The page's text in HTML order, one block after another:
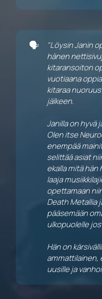
🗣️
"Löysin Janin
hänen
kitaransoiton
vuotiaana
kitaraa
jälkeen.
Janilla on hyvä
Olen itse
enempää
selittää asiat
ekalla mitä hän
laaja
opettamaan
Death Metallia
pääsemään
ulkopuolelle
Hän on
ammattilainen,
uusille ja